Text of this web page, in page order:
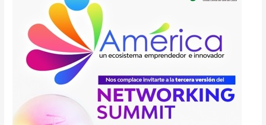
NETWORKING
SUMMIT